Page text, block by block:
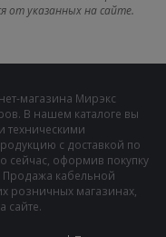
от указанных на сайте.
магазина Мирэкс
В нашем каталоге вы
техническими
с доставкой по
сейчас, оформив покупку
Продажа кабельной
розничных магазинах,
сайте.